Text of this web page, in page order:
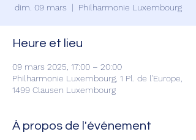
dim. 09 mars
  |
Philharmonie Luxembourg
Heure et lieu
09 mars 2025, 17:00 – 20:00
Philharmonie Luxembourg, 1 Pl. de l'Europe,
1499 Clausen Luxembourg
À propos de l'événement